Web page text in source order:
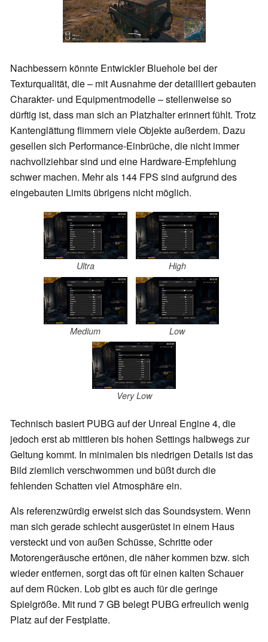
Nachbessern könnte Entwickler Bluehole bei der
Texturqualität, die – mit Ausnahme der detailliert gebauten
Charakter- und Equipmentmodelle – stellenweise so
dürftig ist, dass man sich an Platzhalter erinnert fühlt. Trotz
Kantenglättung flimmern viele Objekte außerdem. Dazu
gesellen sich Performance-Einbrüche, die nicht immer
nachvollziehbar sind und eine Hardware-Empfehlung
schwer machen. Mehr als 144 FPS sind aufgrund des
eingebauten Limits übrigens nicht möglich.
Ultra High
Medium Low
Very Low
Technisch basiert PUBG auf der Unreal Engine 4, die
jedoch erst ab mittleren bis hohen Settings halbwegs zur
Geltung kommt. In minimalen bis niedrigen Details ist das
Bild ziemlich verschwommen und büßt durch die
fehlenden Schatten viel Atmosphäre ein.
Als referenzwürdig erweist sich das Soundsystem. Wenn
man sich gerade schlecht ausgerüstet in einem Haus
versteckt und von außen Schüsse, Schritte oder
Motorengeräusche ertönen, die näher kommen bzw. sich
wieder entfernen, sorgt das oft für einen kalten Schauer
auf dem Rücken. Lob gibt es auch für die geringe
Spielgröße. Mit rund 7 GB belegt PUBG erfreulich wenig
Platz auf der Festplatte.